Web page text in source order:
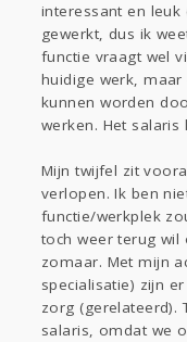
interessant en
gewerkt, dus ik
functie vraagt wel
huidige werk,
kunnen worden
werken. Het
Mijn twijfel zit
verlopen. Ik ben
functie/werkplek
toch weer terug
zomaar. Met mijn
specialisatie) zijn
zorg (gerelateerd).
salaris, omdat we